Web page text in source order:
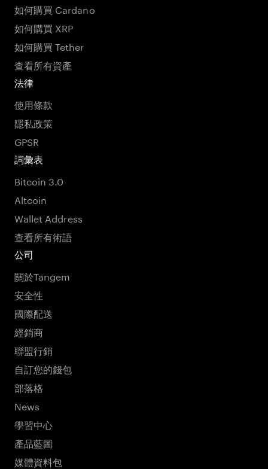
如何購買 Cardano
如何購買 XRP
如何購買 Tether
查看所有資產
法律
使用條款
隱私政策
GPSR
詞彙表
Bitcoin 3.0
Altcoin
Wallet Address
查看所有術語
公司
關於Tangem
安全性
國際配送
經銷商
聯盟行銷
自訂您的錢包
部落格
News
學習中心
產品藍圖
媒體資料包